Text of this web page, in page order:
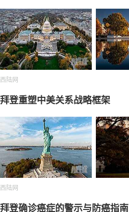
西陆网
拜登重塑中美关系战略框架
西陆网
拜登确诊癌症的警示与防癌指南